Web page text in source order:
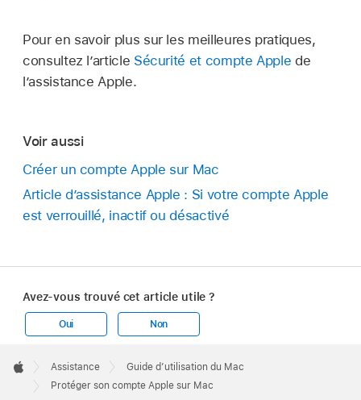
Pour en savoir plus sur les meilleures pratiques,
consultez l’article Sécurité et compte Apple de
l’assistance Apple.
Voir aussi
Créer un compte Apple sur Mac
Article d’assistance Apple : Si votre compte Apple
est verrouillé, inactif ou désactivé
Avez-vous trouvé cet article utile ?
Oui Non
Footer

Apple
Assistance
Guide d’utilisation du Mac
Protéger son compte Apple sur Mac